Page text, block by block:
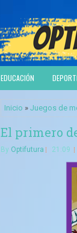
EDUCACIÓN
Inicio » Juegos de
El primero
By Optifutura 21:09